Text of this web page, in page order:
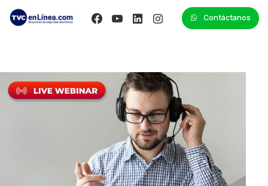
Contáctanos